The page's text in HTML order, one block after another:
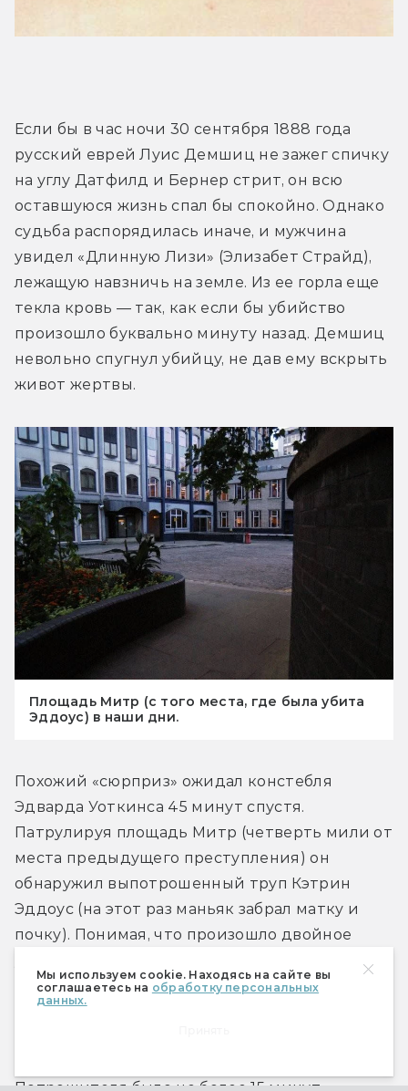
Мы используем cookie. Находясь на сайте вы
соглашаетесь на обработку персональных
данных.
Если бы в час ночи 30 сентября 1888 года
русский еврей Луис Демшиц не зажег спичку
на углу Датфилд и Бернер стрит, он всю
оставшуюся жизнь спал бы спокойно. Однако
судьба распорядилась иначе, и мужчина
увидел «Длинную Лизи» (Элизабет Страйд),
лежащую навзничь на земле. Из ее горла еще
текла кровь — так, как если бы убийство
произошло буквально минуту назад. Демшиц
невольно спугнул убийцу, не дав ему вскрыть
живот жертвы.
Площадь Митр (с того места, где была убита
Эддоус) в наши дни.
Похожий «сюрприз» ожидал констебля
Эдварда Уоткинса 45 минут спустя.
Патрулируя площадь Митр (четверть мили от
места предыдущего преступления) он
обнаружил выпотрошенный труп Кэтрин
Эддоус (на этот раз маньяк забрал матку и
почку). Понимая, что произошло двойное
районе, но никого не нашла. Это было почти
невероятно, ведь в предполагаемое время